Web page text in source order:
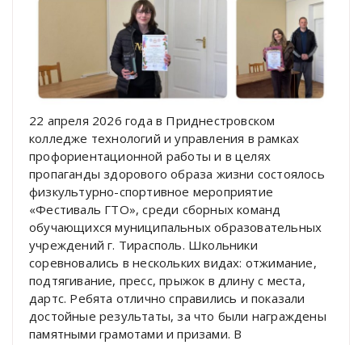
22 апреля 2026 года в Приднестровском
колледже технологий и управления в рамках
профориентационной работы и в целях
пропаганды здорового образа жизни состоялось
физкультурно-спортивное мероприятие
«Фестиваль ГТО», среди сборных команд
обучающихся муниципальных образовательных
учреждений г. Тирасполь. Школьники
соревновались в нескольких видах: отжимание,
подтягивание, пресс, прыжок в длину с места,
дартс. Ребята отлично справились и показали
достойные результаты, за что были награждены
памятными грамотами и призами. В